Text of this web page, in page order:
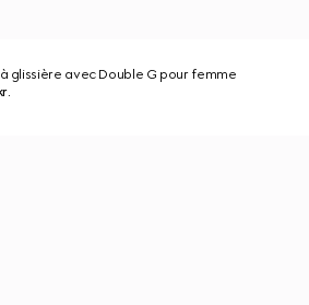
glissière avec Double G pour femme